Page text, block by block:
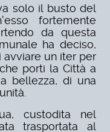
solo il busto del
fortemente
da questa
ha deciso,
un iter per
porti la Città a
bellezza, di una
custodita nel
trasportata al